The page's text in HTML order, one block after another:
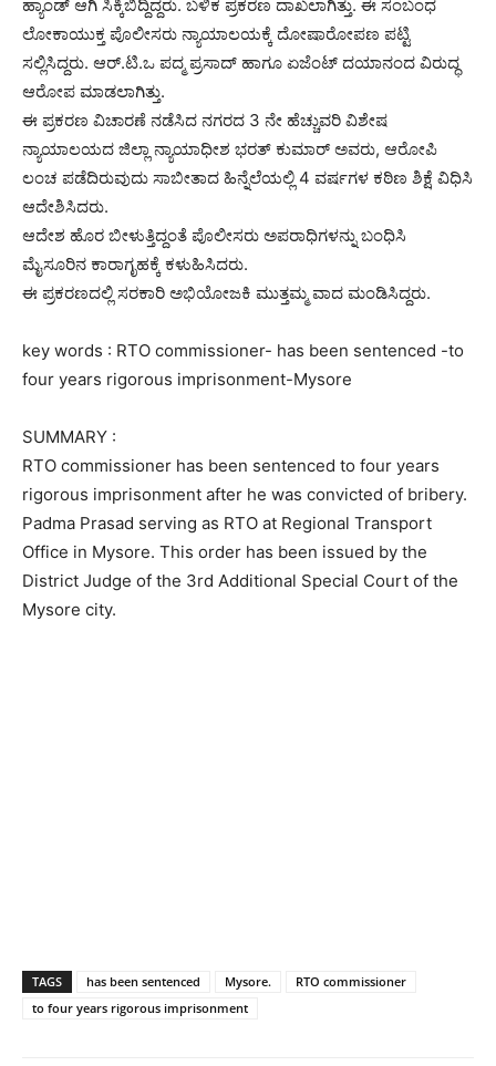
ಹ್ಯಾಂಡ್ ಆಗಿ ಸಿಕ್ಕಿಬಿದ್ದಿದ್ದರು. ಬಳಿಕ ಪ್ರಕರಣ ದಾಖಲಾಗಿತ್ತು. ಈ ಸಂಬಂಧ
ಲೋಕಾಯುಕ್ತ ಪೊಲೀಸರು ನ್ಯಾಯಾಲಯಕ್ಕೆ ದೋಷಾರೋಪಣ ಪಟ್ಟಿ
ಸಲ್ಲಿಸಿದ್ದರು. ಆರ್.ಟಿ.ಒ ಪದ್ಮ ಪ್ರಸಾದ್ ಹಾಗೂ ಏಜೆಂಟ್ ದಯಾನಂದ ವಿರುದ್ಧ
ಆರೋಪ ಮಾಡಲಾಗಿತ್ತು.
ಈ ಪ್ರಕರಣ ವಿಚಾರಣೆ ನಡೆಸಿದ ನಗರದ 3 ನೇ ಹೆಚ್ಚುವರಿ ವಿಶೇಷ
ನ್ಯಾಯಾಲಯದ ಜಿಲ್ಲಾ ನ್ಯಾಯಾಧೀಶ ಭರತ್ ಕುಮಾರ್ ಅವರು, ಆರೋಪಿ
ಲಂಚ ಪಡೆದಿರುವುದು ಸಾಬೀತಾದ ಹಿನ್ನೆಲೆಯಲ್ಲಿ 4 ವರ್ಷಗಳ ಕಠಿಣ ಶಿಕ್ಷೆ ವಿಧಿಸಿ
ಆದೇಶಿಸಿದರು.
ಆದೇಶ ಹೊರ ಬೀಳುತ್ತಿದ್ದಂತೆ ಪೊಲೀಸರು ಅಪರಾಧಿಗಳನ್ನು ಬಂಧಿಸಿ
ಮೈಸೂರಿನ ಕಾರಾಗೃಹಕ್ಕೆ ಕಳುಹಿಸಿದರು.
ಈ ಪ್ರಕರಣದಲ್ಲಿ ಸರಕಾರಿ ಅಭಿಯೋಜಕಿ ಮುತ್ತಮ್ಮ ವಾದ ಮಂಡಿಸಿದ್ದರು.
key words : RTO commissioner- has been sentenced -to
four years rigorous imprisonment-Mysore
SUMMARY :
RTO commissioner has been sentenced to four years
rigorous imprisonment after he was convicted of bribery.
Padma Prasad serving as RTO at Regional Transport
Office in Mysore. This order has been issued by the
District Judge of the 3rd Additional Special Court of the
Mysore city.
TAGS has been sentenced Mysore.
RTO commissioner
to four years rigorous imprisonment